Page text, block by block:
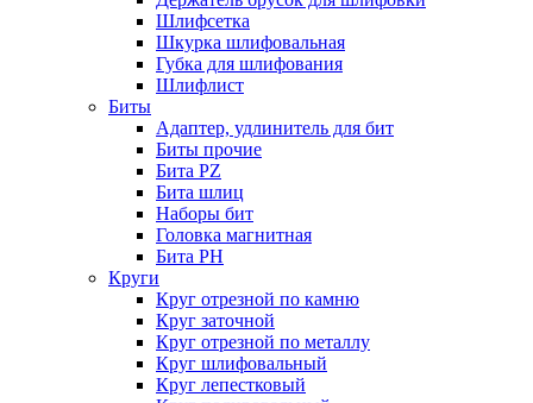
Шлифсетка
Шкурка шлифовальная
Губка для шлифования
Шлифлист
Биты
Адаптер, удлинитель для бит
Биты прочие
Бита PZ
Бита шлиц
Наборы бит
Головка магнитная
Бита PH
Круги
Круг отрезной по камню
Круг заточной
Круг отрезной по металлу
Круг шлифовальный
Круг лепестковый